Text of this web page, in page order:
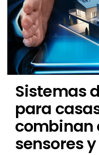
Sistemas
para
combinan
sensores